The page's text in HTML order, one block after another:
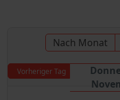
Nach Monat
Vorheriger Tag